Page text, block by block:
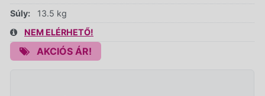
Súly:
13.5 kg
NEM ELÉRHETŐ!
AKCIÓS ÁR!